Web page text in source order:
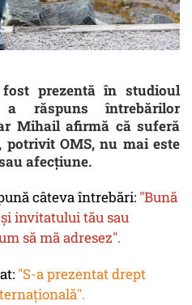
prezentă în studioul
răspuns întrebărilor
Mihail afirmă că suferă
potrivit OMS, nu mai este
afecțiune.
câteva întrebări: "Bună
invitatului tău sau
să mă adresez".
"S-a prezentat drept